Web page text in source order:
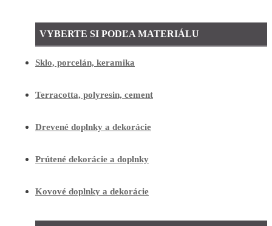
VYBERTE SI PODĽA MATERIÁLU
Sklo, porcelán, keramika
Terracotta, polyresin, cement
Drevené doplnky a dekorácie
Prútené dekorácie a doplnky
Kovové doplnky a dekorácie